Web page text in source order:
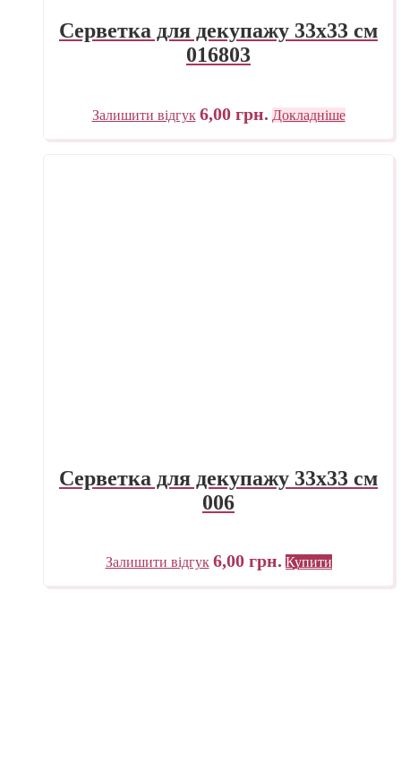
Серветка для декупажу 33х33 см
016803
Залишити відгук 6,00 грн. Докладніше
Серветка для декупажу 33х33 см
006
Залишити відгук 6,00 грн. Купити